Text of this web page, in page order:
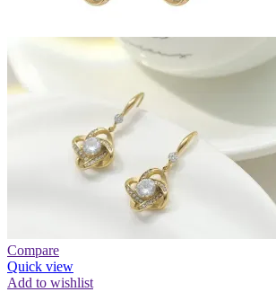
Compare
Quick view
Add to wishlist